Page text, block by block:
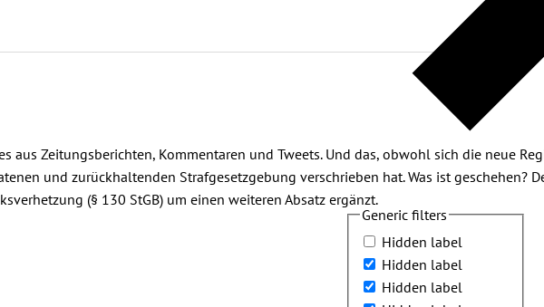
Generic filters
Hidden label
Hidden label
Hidden label
aus Zeitungsberichten, Kommentaren und Tweets. Und das, obwohl sich die neue
und zurückhaltenden Strafgesetzgebung verschrieben hat. Was ist geschehen?
(§ 130 StGB) um einen weiteren Absatz ergänzt.